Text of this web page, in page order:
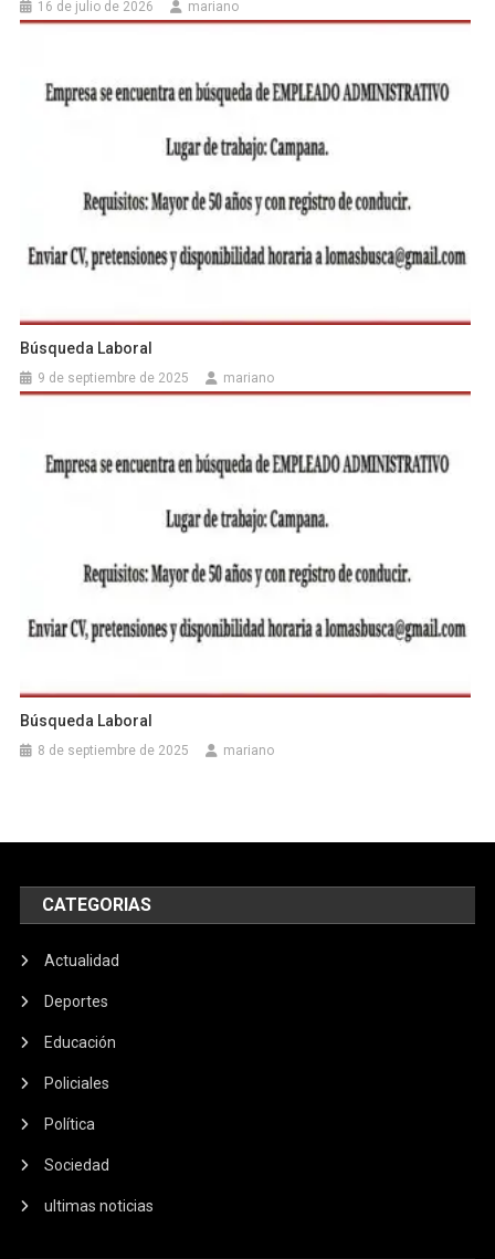
16 de julio de 2026 mariano
Búsqueda Laboral
9 de septiembre de 2025 mariano
Búsqueda Laboral
8 de septiembre de 2025 mariano
CATEGORIAS
Actualidad
Deportes
Educación
Policiales
Política
Sociedad
ultimas noticias